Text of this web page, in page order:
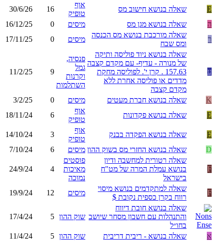
E שאלה בנושא חישוב מס
אוף
טופיק
16
30/6/26
ה
שאלה בנושא מגן מס מיסים 0
16/12/25
ר
שאלה מורכבת בנושא מס הכנסה
ומס שבח
מיסים 0
17/11/25
ע
שאלה בנושא ניוד פוליסה ותיקה
של מנורה - עדיף- עם מקדם קצבה
157.63 . קרן י'. לפוליסה מחקת
מדדים או פוליסה אחרת ללא
מקדם קצבה
פנסיה,
גמל
וקרנות
השתלמות
9
11/2/25
K שאלה בנושא חברת מעטים מיסים 0
3/2/25
E
שאלה בנושא פקדונות
אוף
טופיק
6
18/11/24
E שאלה בנושא הפקדה בבנק
אוף
טופיק
3
14/10/24
D
שאלה בנושא החזרי מס בשוק ההון מיסים 6
7/10/24
F
שאלה רטורית למחשבה ודיון
בנושא עמלת המרה של מט"ח
בישראל
פוסטים
מאיכות
נמוכה
4
24/9/24
F
שאלה למתקדמים בנושא מיסוי
רווח בקרן כספית נקובת $
מיסים 12
19/9/24
שאלה בנושא חובת דיווח
והתנהלות עם חשבון מסחר שיושב
בחו״ל
שוק ההון 5
17/4/24
א שאלה בנושא - ריבית דריבית שוק ההון 5
11/4/24